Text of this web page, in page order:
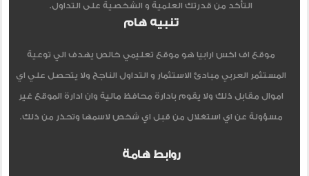
التأكد من قدرتك العلمية و الشخصية على التداول.
تنبيه هام
موقع اف اكس ارابيا هو موقع تعليمي خالص يهدف الي توعية
المستثمر العربي مبادئ الاستثمار و التداول الناجح ولا يتحصل علي اي
اموال مقابل ذلك ولا يقوم بادارة محافظ مالية وان ادارة الموقع غير
مسؤولة عن اي استغلال من قبل اي شخص لاسمها وتحذر من ذلك.
روابط هامة